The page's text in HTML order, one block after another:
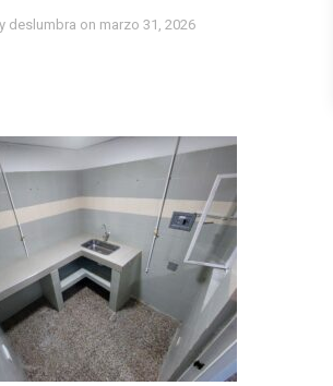
deslumbra on marzo 31, 2026